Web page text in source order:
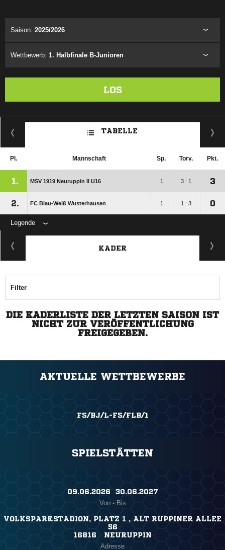
Saison: 2025/2026
Wettbewerb: 1. Halbfinale B-Junioren
LOS
TABELLE
Pl. Mannschaft Sp. Torv. Pkt.
1. MSV 1919 Neuruppin II U16 1 3 : 1 3
2. FC Blau-Weiß Wusterhausen 1 1 : 3 0
Legende
KADER
Filter
DIE KADERLISTE DER LETZTEN SAISON IST
NICHT ZUR VERÖFFENTLICHUNG
FREIGEGEBEN.
AKTUELLE WETTBEWERBE
FS/BJ/L-FS/FLB/1
SPIELSTÄTTEN
09.06.2026 ​ 30.06.2027
Von - Bis
VOLKSPARKSTADION, PLATZ 1 , ALT RUPPINER ALLEE
56
16816 NEURUPPIN
Adresse